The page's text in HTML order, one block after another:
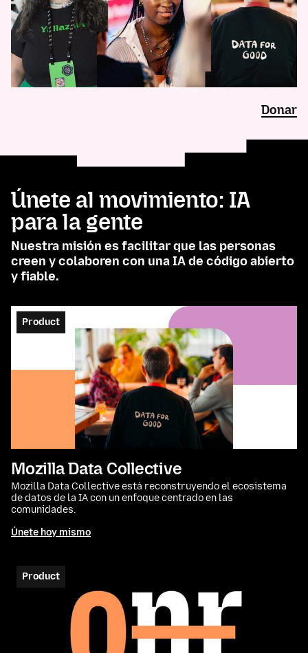
Donar
Únete al movimiento: IA
para la gente
Nuestra misión es facilitar que las personas
creen y colaboren con una IA de código abierto
y fiable.
Mozilla Data Collective
Product
Mozilla Data Collective está reconstruyendo el ecosistema
de datos de la IA con un enfoque centrado en las
comunidades.
Únete hoy mismo
Product